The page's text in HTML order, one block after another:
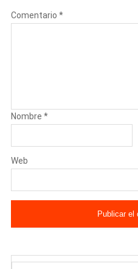
Comentario *
Nombre *
Web